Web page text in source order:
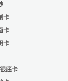
卡
卡
卡
底卡